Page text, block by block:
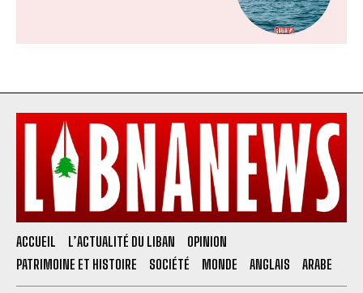
ACCUEIL L’ACTUALITÉ DU LIBAN
OPINION
PATRIMOINE ET HISTOIRE
SOCIÉTÉ MONDE ANGLAIS ARABE